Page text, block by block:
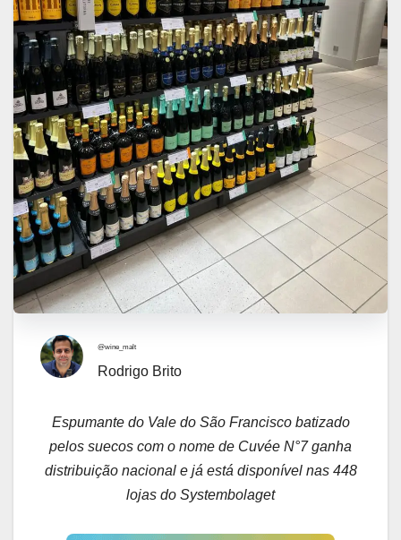
@wine_malt
Rodrigo Brito
Espumante do Vale do São Francisco batizado
pelos suecos com o nome de Cuvée N°7 ganha
distribuição nacional e já está disponível nas 448
lojas do Systembolaget